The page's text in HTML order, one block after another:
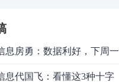
息房勇：数据利好，下周一
案
息代国飞：看懂这3种十字